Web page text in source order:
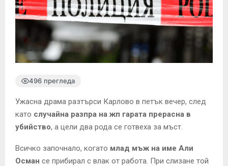
496 прегледа
Ужасна драма разтърси Карлово в петък вечер, след
като случайна разпра на жп гарата прерасна в
убийство, а цели два рода се готвеха за мъст.
Всичко започнало, когато млад мъж на име Али
Осман се прибирал с влак от работа. При слизане той